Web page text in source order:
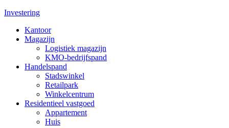
Investering
Kantoor
Magazijn
Logistiek magazijn
KMO-bedrijfspand
Handelspand
Stadswinkel
Retailpark
Winkelcentrum
Residentieel vastgoed
Appartement
Huis